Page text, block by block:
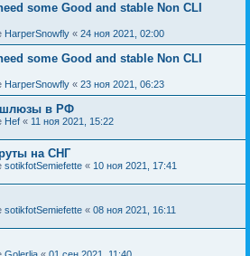
some Good and stable Non CLI
HarperSnowfly « 24 ноя 2021, 02:00
some Good and stable Non CLI
HarperSnowfly « 23 ноя 2021, 06:23
шлюзы в РФ
Hef « 11 ноя 2021, 15:22
на СНГ
sotikfotSemiefette « 10 ноя 2021, 17:41
sotikfotSemiefette « 08 ноя 2021, 16:11